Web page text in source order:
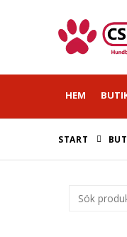
HEM
START